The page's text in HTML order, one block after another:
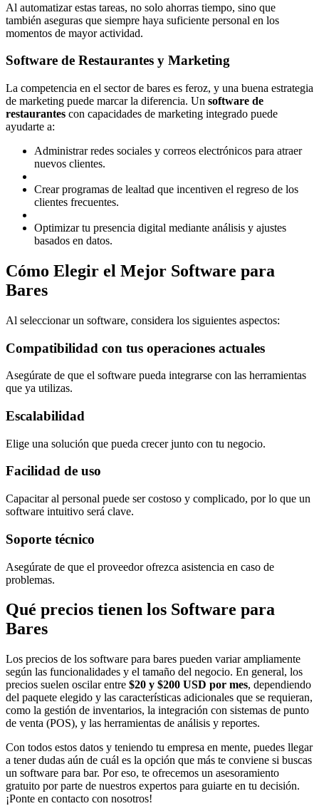
Al automatizar estas tareas, no solo ahorras tiempo, sino que
también aseguras que siempre haya suficiente personal en los
momentos de mayor actividad.
Software de Restaurantes y Marketing
La competencia en el sector de bares es feroz, y una buena estrategia
de marketing puede marcar la diferencia. Un software de
restaurantes con capacidades de marketing integrado puede
ayudarte a:
Administrar redes sociales y correos electrónicos para atraer
nuevos clientes.
Crear programas de lealtad que incentiven el regreso de los
clientes frecuentes.
Optimizar tu presencia digital mediante análisis y ajustes
basados en datos.
Cómo Elegir el Mejor Software para
Bares
Al seleccionar un software, considera los siguientes aspectos:
Compatibilidad con tus operaciones actuales
Asegúrate de que el software pueda integrarse con las herramientas
que ya utilizas.
Escalabilidad
Elige una solución que pueda crecer junto con tu negocio.
Facilidad de uso
Capacitar al personal puede ser costoso y complicado, por lo que un
software intuitivo será clave.
Soporte técnico
Asegúrate de que el proveedor ofrezca asistencia en caso de
problemas.
Qué precios tienen los Software para
Bares
Los precios de los software para bares pueden variar ampliamente
según las funcionalidades y el tamaño del negocio. En general, los
precios suelen oscilar entre $20 y $200 USD por mes, dependiendo
del paquete elegido y las características adicionales que se requieran,
como la gestión de inventarios, la integración con sistemas de punto
de venta (POS), y las herramientas de análisis y reportes.
Con todos estos datos y teniendo tu empresa en mente, puedes llegar
a tener dudas aún de cuál es la opción que más te conviene si buscas
un software para bar. Por eso, te ofrecemos un asesoramiento
gratuito por parte de nuestros expertos para guiarte en tu decisión.
¡Ponte en contacto con nosotros!